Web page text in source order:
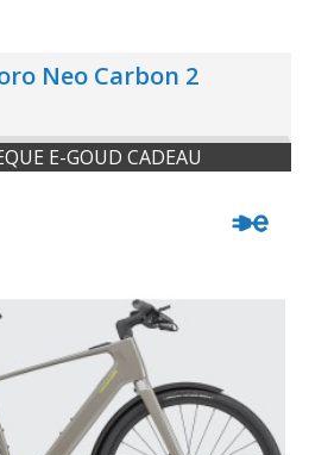
Neo Carbon 2
E-GOUD CADEAU